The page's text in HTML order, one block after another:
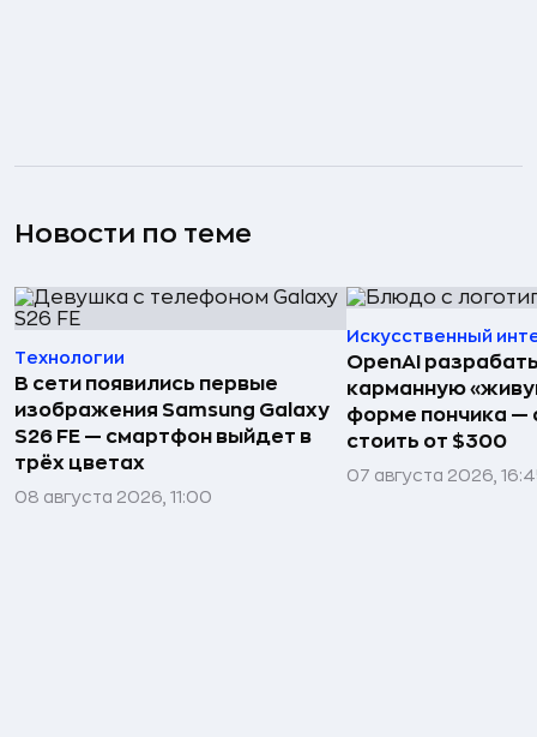
Новости по теме
Технологии
В сети появились первые
изображения Samsung Galaxy
S26 FE — смартфон выйдет в
трёх цветах
08 августа 2026, 11:00
Искусственный
OpenAI
карманную
форме пончика —
стоить от $300
07 августа 2026,